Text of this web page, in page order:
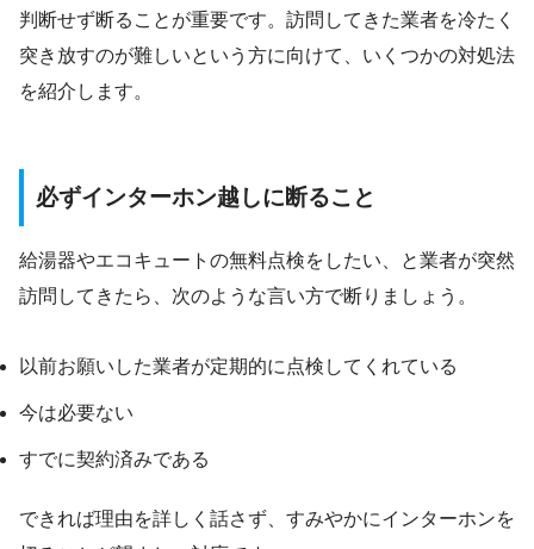
判断せず断ることが重要です。訪問してきた業者を冷たく
突き放すのが難しいという方に向けて、いくつかの対処法
を紹介します。
必ずインターホン越しに断ること
給湯器やエコキュートの無料点検をしたい、と業者が突然
訪問してきたら、次のような言い方で断りましょう。
以前お願いした業者が定期的に点検してくれている
今は必要ない
すでに契約済みである
できれば理由を詳しく話さず、すみやかにインターホンを